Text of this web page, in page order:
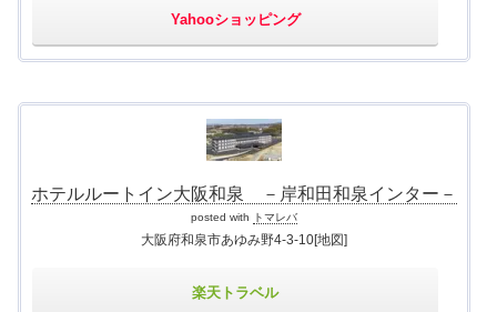
Yahooショッピング
ホテルルートイン大阪和泉 －岸和田和泉インター－
posted with トマレバ
大阪府和泉市あゆみ野4-3-10[地図]
楽天トラベル